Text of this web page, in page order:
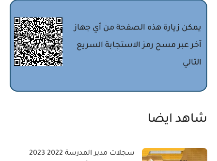
يمكن زيارة هذه الصفحة من أي جهاز
آخر عبر مسح رمز الاستجابة السريع
التالي
شاهد ايضا
سجلات مدير المدرسة 2022 2023